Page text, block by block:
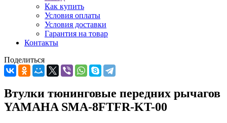
Как купить
Условия оплаты
Условия доставки
Гарантия на товар
Контакты
Поделиться
Втулки тюнинговые передних рычагов
YAMAHA SMA-8FTFR-KT-00